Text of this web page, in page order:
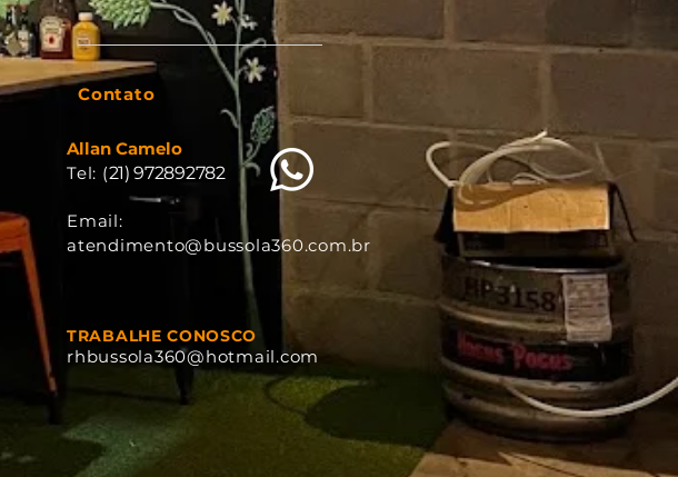
Contato
Allan Camelo
Tel: (21) 972892782
Email:
atendimento@bussola360.com.br
TRABALHE CONOSCO
rhbussola360@hotmail.com